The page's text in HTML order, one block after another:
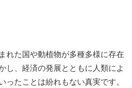
れた国や動植物が多種多様に存在
し、経済の発展とともに人類によ
ったことは紛れもない真実です。